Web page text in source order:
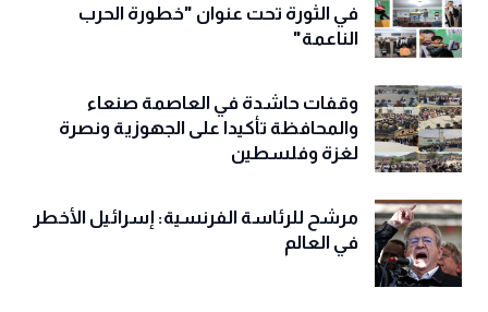
في الثورة تحت عنوان "خطورة الحرب
الناعمة"
وقفات حاشدة في العاصمة صنعاء
والمحافظة تأكيدا على الجهوزية ونصرة
لغزة وفلسطين
مرشح للرئاسة الفرنسية: إسرائيل الأخطر
في العالم